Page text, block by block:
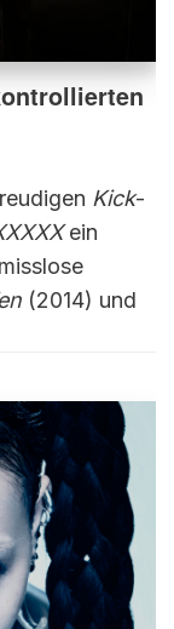
Kick-
ein
(2014) und